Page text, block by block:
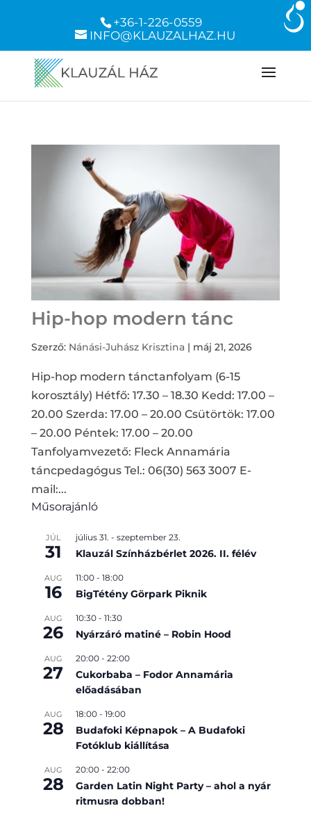
+36-1-226-0559
INFO@KLAUZALHAZ.HU
Hip-hop modern tánc
Szerző: Nánási-Juhász Krisztina| máj 21, 2026
Hip-hop modern tánctanfolyam (6-15
korosztály) Hétfő: 17.30 – 18.30 Kedd: 17.00 –
20.00 Szerda: 17.00 – 20.00 Csütörtök: 17.00
– 20.00 Péntek: 17.00 – 20.00
Tanfolyamvezető: Fleck Annamária
táncpedagógus Tel.: 06(30) 563 3007 E-
mail:...
Műsorajánló
JÚL
31
július 31. - szeptember 23.
Klauzál Színházbérlet 2026. II. félév
AUG
16
11:00- 18:00
BigTétény Görpark Piknik
AUG
26
10:30- 11:30
Nyárzáró matiné – Robin Hood
AUG
27
20:00- 22:00
Cukorbaba – Fodor Annamária
előadásában
AUG
28
18:00- 19:00
Budafoki Képnapok – A Budafoki
Fotóklub kiállítása
AUG
28
20:00- 22:00
Garden Latin Night Party – ahol a nyár
ritmusra dobban!